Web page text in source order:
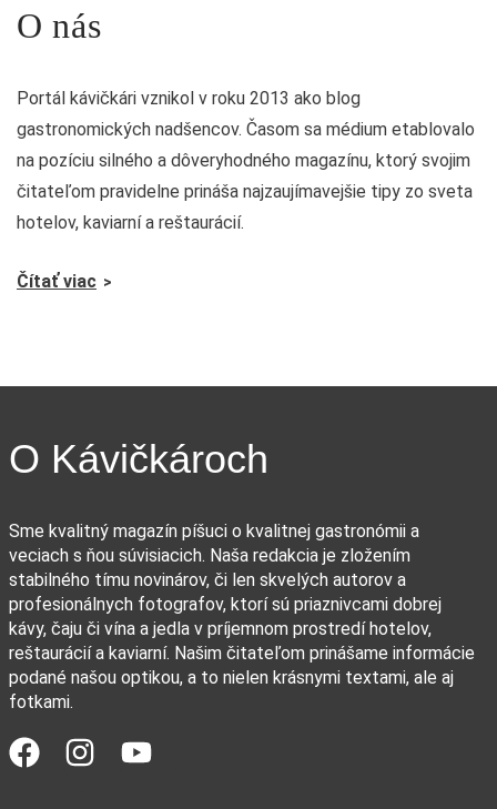
O nás
Portál kávičkári vznikol v roku 2013 ako blog
gastronomických nadšencov. Časom sa médium etablovalo
na pozíciu silného a dôveryhodného magazínu, ktorý svojim
čitateľom pravidelne prináša najzaujímavejšie tipy zo sveta
hotelov, kaviarní a reštaurácií.
Čítať viac
O Kávičkároch
Sme kvalitný magazín píšuci o kvalitnej gastronómii a
veciach s ňou súvisiacich. Naša redakcia je zložením
stabilného tímu novinárov, či len skvelých autorov a
profesionálnych fotografov, ktorí sú priaznivcami dobrej
kávy, čaju či vína a jedla v príjemnom prostredí hotelov,
reštaurácií a kaviarní. Našim čitateľom prinášame informácie
podané našou optikou, a to nielen krásnymi textami, ale aj
fotkami.